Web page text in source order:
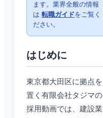
ます。業界全般の情報
は 転職ガイドをご覧く
ださい。
はじめに
東京都大田区に拠点を
置く有限会社タジマの
採用動画では、建設業